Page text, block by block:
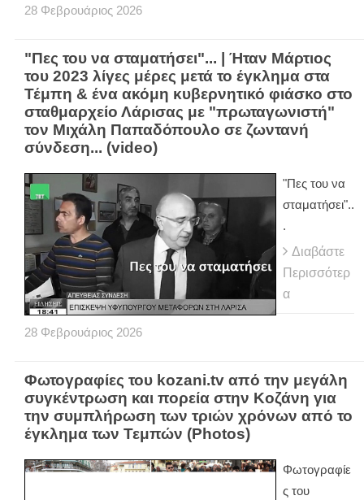
28 Φεβρουάριος 2026
"Πες του να σταματήσει"... | Ήταν Μάρτιος
του 2023 λίγες μέρες μετά το έγκλημα στα
Τέμπη & ένα ακόμη κυβερνητικό φιάσκο στο
σταθμαρχείο Λάρισας με "πρωταγωνιστή"
τον Μιχάλη Παπαδόπουλο σε ζωντανή
σύνδεση... (video)
"Πες του να
σταματήσει"..
.
Διαβάστε
Περισσότερ
α
28 Φεβρουάριος 2026
Φωτογραφίες του kozani.tv από την μεγάλη
συγκέντρωση και πορεία στην Κοζάνη για
την συμπλήρωση των τριών χρόνων από το
έγκλημα των Τεμπών (Photos)
Φωτογραφίε
ς του